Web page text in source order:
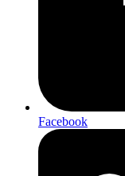
Facebook